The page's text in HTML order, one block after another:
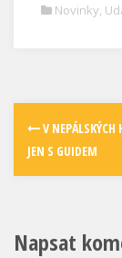
Novinky,
V NEPÁLSKÝCH
JEN S GUIDEM
Napsat